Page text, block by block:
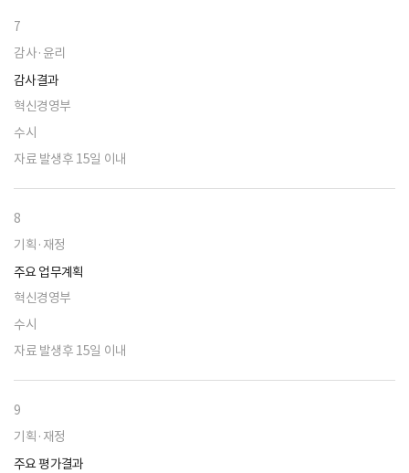
7
감사·윤리
감사결과
혁신경영부
수시
자료 발생후 15일 이내
8
기획·재정
주요 업무계획
혁신경영부
수시
자료 발생후 15일 이내
9
기획·재정
주요 평가결과